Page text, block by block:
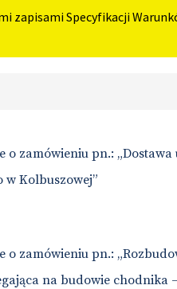
zapisami Specyfikacji
o zamówieniu pn.:
w Kolbuszowej”
o zamówieniu pn.:
na budowie chodnika